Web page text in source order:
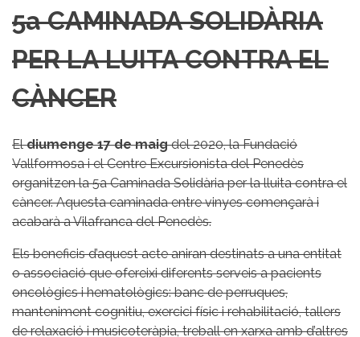
5a CAMINADA SOLIDÀRIA
PER LA LUITA CONTRA EL
CÀNCER
Eldiumenge 17 de maigdel 2020, la Fundació
Vallformosa i el Centre Excursionista del Penedès
organitzen la 5a Caminada Solidària per la lluita contra el
càncer. Aquesta caminada entre vinyes començarà i
acabarà a Vilafranca del Penedès.
Els beneficis d’aquest acte aniran destinats a una entitat
o associació que ofereixi diferents serveis a pacients
oncològics i hematològics: banc de perruques,
manteniment cognitiu, exercici físic i rehabilitació, tallers
de relaxació i musicoteràpia, treball en xarxa amb d’altres